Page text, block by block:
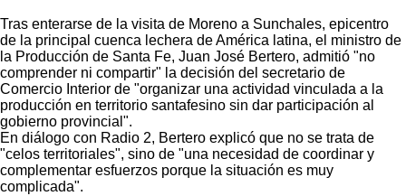
Tras enterarse de la visita de Moreno a Sunchales, epicentro
de la principal cuenca lechera de América latina, el ministro de
la Producción de Santa Fe, Juan José Bertero, admitió "no
comprender ni compartir" la decisión del secretario de
Comercio Interior de "organizar una actividad vinculada a la
producción en territorio santafesino sin dar participación al
gobierno provincial".
En diálogo con Radio 2, Bertero explicó que no se trata de
"celos territoriales", sino de "una necesidad de coordinar y
complementar esfuerzos porque la situación es muy
complicada".